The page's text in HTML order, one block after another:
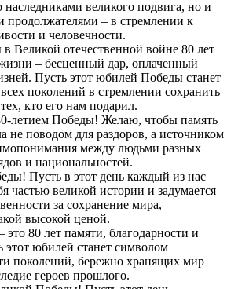
наследниками великого подвига, но и
продолжателями – в стремлении к
и человечности.
– бесценный дар, оплаченный
Пусть этот юбилей Победы станет
поколений в стремлении сохранить
кто его нам подарил.
летием Победы! Желаю, чтобы память
не поводом для раздоров, а источником
между людьми разных
и национальностей.
Пусть в этот день каждый из нас
частью великой истории и задумается
за сохранение мира,
высокой ценой.
это 80 лет памяти, благодарности и
юбилей станет символом
поколений, бережно хранящих мир
героев прошлого.